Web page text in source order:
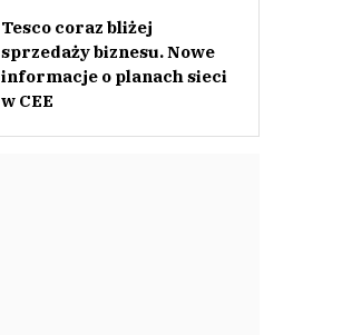
Tesco coraz bliżej
sprzedaży biznesu. Nowe
informacje o planach sieci
w CEE